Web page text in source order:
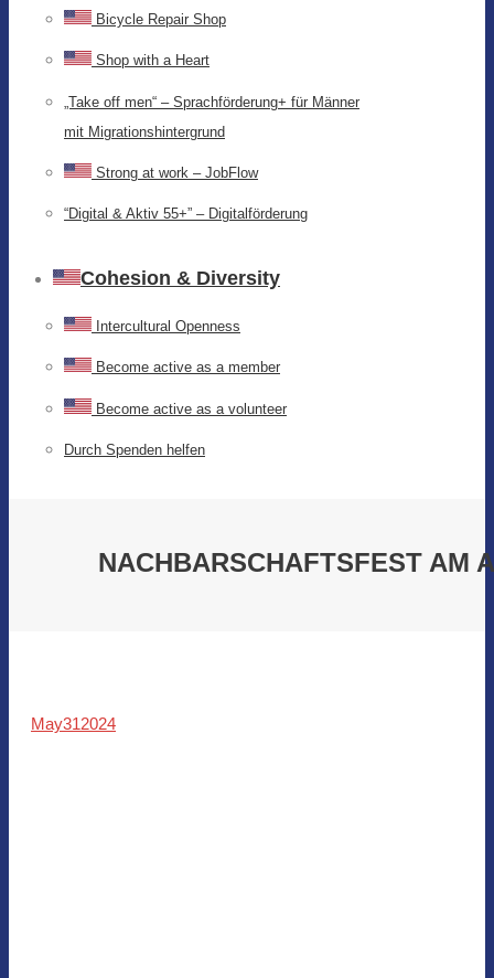
Bicycle Repair Shop
Shop with a Heart
„Take off men“ – Sprachförderung+ für Männer
mit Migrationshintergrund
Strong at work – JobFlow
“Digital & Aktiv 55+” – Digitalförderung
Cohesion & Diversity
Intercultural Openness
Become active as a member
Become active as a volunteer
Durch Spenden helfen
NACHBARSCHAFTSFEST AM
May312024